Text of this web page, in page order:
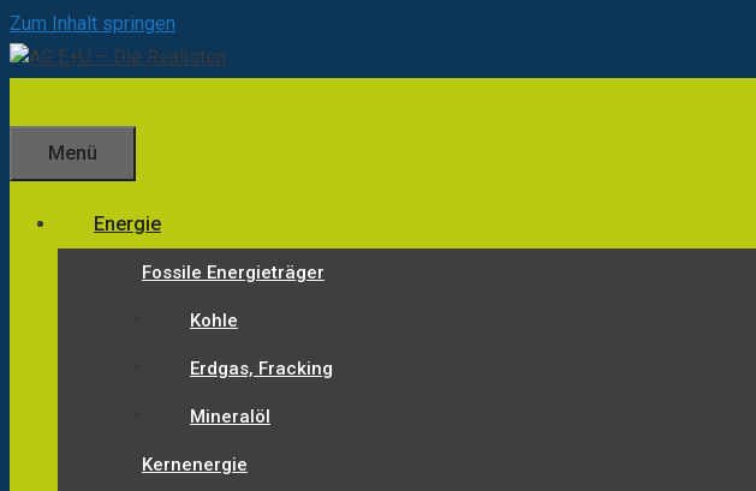
Zum Inhalt springen
Menü
Energie
Fossile Energieträger
Kohle
Erdgas, Fracking
Mineralöl
Kernenergie